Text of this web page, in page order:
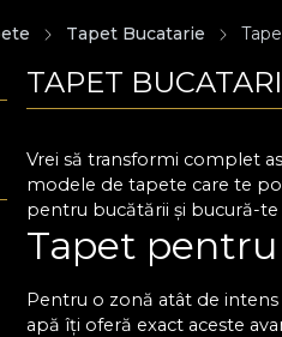
Tapet Bucatarie
TAPET
Vrei să transformi complet
modele de tapete care te
pentru bucătării și bucură-
Tapet
Pentru o zonă atât de
apă îți oferă exact aceste